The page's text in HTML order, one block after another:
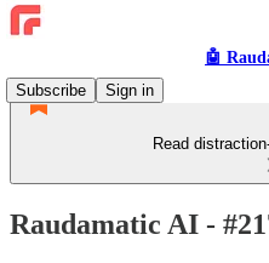
🤖
Subscribe
Sign in
Read
Raudamatic AI -